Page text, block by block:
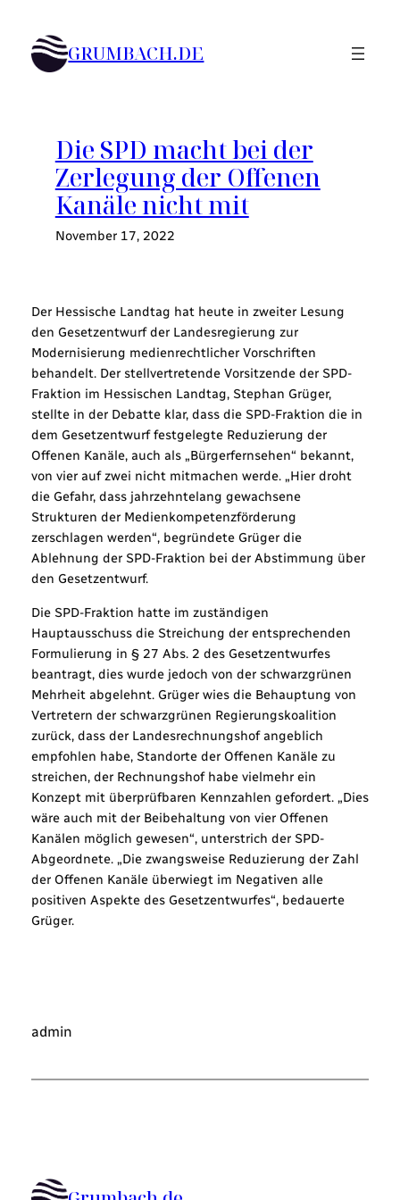
Inhalt
springen GRUMBACH.DE
Die SPD macht bei der
Zerlegung der Offenen
Kanäle nicht mit
November 17, 2022
Der Hessische Landtag hat heute in zweiter Lesung
den Gesetzentwurf der Landesregierung zur
Modernisierung medienrechtlicher Vorschriften
behandelt. Der stellvertretende Vorsitzende der SPD-
Fraktion im Hessischen Landtag, Stephan Grüger,
stellte in der Debatte klar, dass die SPD-Fraktion die in
dem Gesetzentwurf festgelegte Reduzierung der
Offenen Kanäle, auch als „Bürgerfernsehen“ bekannt,
von vier auf zwei nicht mitmachen werde. „Hier droht
die Gefahr, dass jahrzehntelang gewachsene
Strukturen der Medienkompetenzförderung
zerschlagen werden“, begründete Grüger die
Ablehnung der SPD-Fraktion bei der Abstimmung über
den Gesetzentwurf.
Die SPD-Fraktion hatte im zuständigen
Hauptausschuss die Streichung der entsprechenden
Formulierung in § 27 Abs. 2 des Gesetzentwurfes
beantragt, dies wurde jedoch von der schwarzgrünen
Mehrheit abgelehnt. Grüger wies die Behauptung von
Vertretern der schwarzgrünen Regierungskoalition
zurück, dass der Landesrechnungshof angeblich
empfohlen habe, Standorte der Offenen Kanäle zu
streichen, der Rechnungshof habe vielmehr ein
Konzept mit überprüfbaren Kennzahlen gefordert. „Dies
wäre auch mit der Beibehaltung von vier Offenen
Kanälen möglich gewesen“, unterstrich der SPD-
Abgeordnete. „Die zwangsweise Reduzierung der Zahl
der Offenen Kanäle überwiegt im Negativen alle
positiven Aspekte des Gesetzentwurfes“, bedauerte
Grüger.
admin